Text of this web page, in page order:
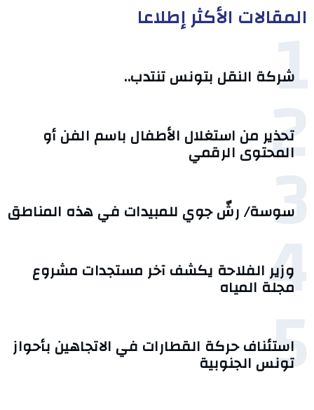
المقالات الأكثر إطلاعا
1
شركة النقل بتونس تنتدب..
2
تحذير من استغلال الأطفال باسم الفن أو
المحتوى الرقمي
3
سوسة/ رشّ جوي للمبيدات في هذه المناطق
4
وزير الفلاحة يكشف آخر مستجدات مشروع
مجلة المياه
5
استئناف حركة القطارات في الاتجاهين بأحواز
تونس الجنوبية